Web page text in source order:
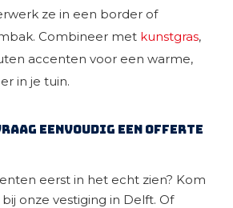
ze in een border of
Combineer met kunstgras,
accenten voor een warme,
in je tuin.
eenvoudig een offerte
eerst in het echt zien? Kom
onze vestiging in Delft. Of